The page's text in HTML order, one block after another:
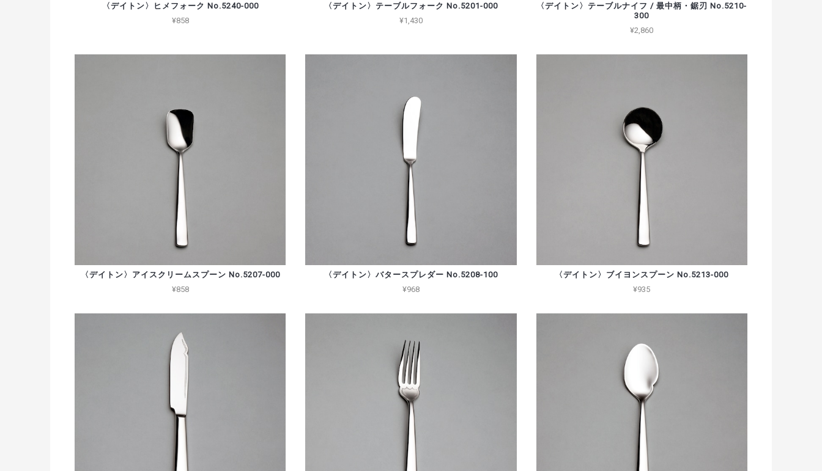
〈デイトン〉ヒメフォーク No.5240-000
¥858
〈デイトン〉テーブルフォーク No.5201-000
¥1,430
〈デイトン〉テーブルナイフ / 最中柄・鋸刃 No.5210-
300
¥2,860
〈デイトン〉アイスクリームスプーン No.5207-000
¥858
〈デイトン〉バタースプレダー No.5208-100
¥968
〈デイトン〉ブイヨンスプーン No.5213-000
¥935